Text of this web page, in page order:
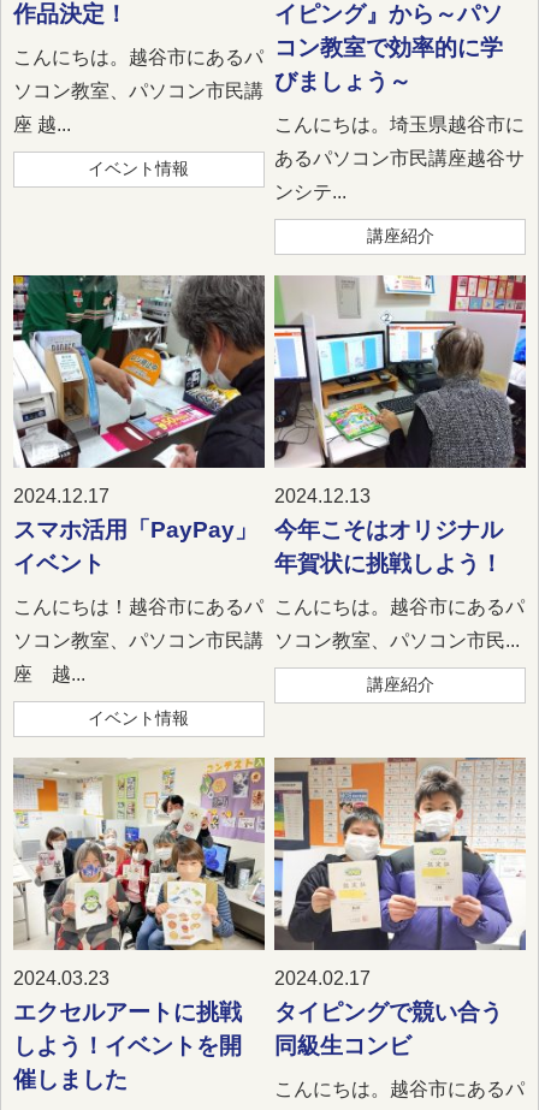
作品決定！
こんにちは。越谷市にあるパ
ソコン教室、パソコン市民講
座 越...
イベント情報
イピング』から～パソ
コン教室で効率的に学
びましょう～
こんにちは。埼玉県越谷市に
あるパソコン市民講座越谷サ
ンシテ...
講座紹介
2024.12.17
スマホ活用「PayPay」
イベント
こんにちは！越谷市にあるパ
ソコン教室、パソコン市民講
座 越...
イベント情報
2024.12.13
今年こそはオリジナル
年賀状に挑戦しよう！
こんにちは。越谷市にあるパ
ソコン教室、パソコン市民...
講座紹介
2024.03.23
エクセルアートに挑戦
しよう！イベントを開
催しました
2024.02.17
タイピングで競い合う
同級生コンビ
こんにちは。越谷市にあるパ